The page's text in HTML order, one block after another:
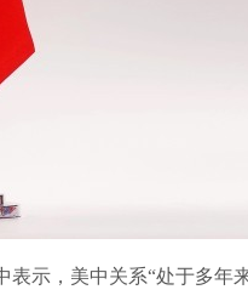
示，美中关系“处于多年